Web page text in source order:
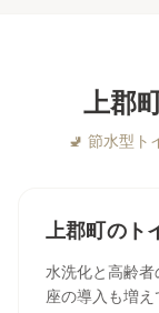
上郡
🚽 節水型ト
上郡町 のト
水洗化と高齢
座の導入も増え